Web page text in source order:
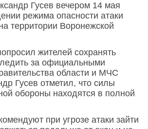
Гусев вечером 14 мая
режима опасности атаки
территории Воронежской
жителей сохранять
за официальными
области и МЧС
Гусев отметил, что силы
обороны находятся в полной
при угрозе атаки зайти